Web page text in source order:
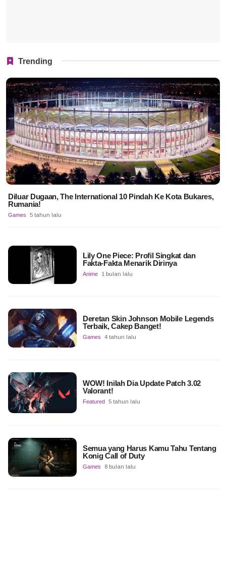
Trending
Diluar Dugaan, The International 10 Pindah Ke Kota Bukares,
Rumania!
Games 5 tahun lalu
Lily One Piece: Profil Singkat dan
Fakta-Fakta Menarik Dirinya
Anime 1 bulan lalu
Deretan Skin Johnson Mobile Legends
Terbaik, Cakep Banget!
Games 4 tahun lalu
WOW! Inilah Dia Update Patch 3.02
Valorant!
Featured 5 tahun lalu
Semua yang Harus Kamu Tahu Tentang
Konig Call of Duty
Games 8 bulan lalu